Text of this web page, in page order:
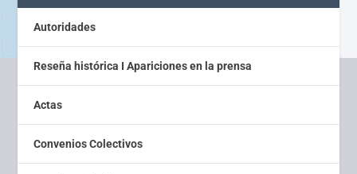
Autoridades
Reseña histórica I Apariciones en la prensa
Actas
Convenios Colectivos